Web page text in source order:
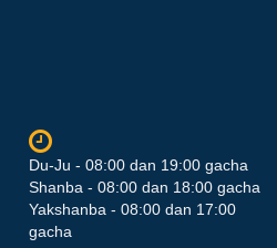
Du-Ju - 08:00 dan 19:00 gacha
Shanba - 08:00 dan 18:00 gacha
Yakshanba - 08:00 dan 17:00
gacha